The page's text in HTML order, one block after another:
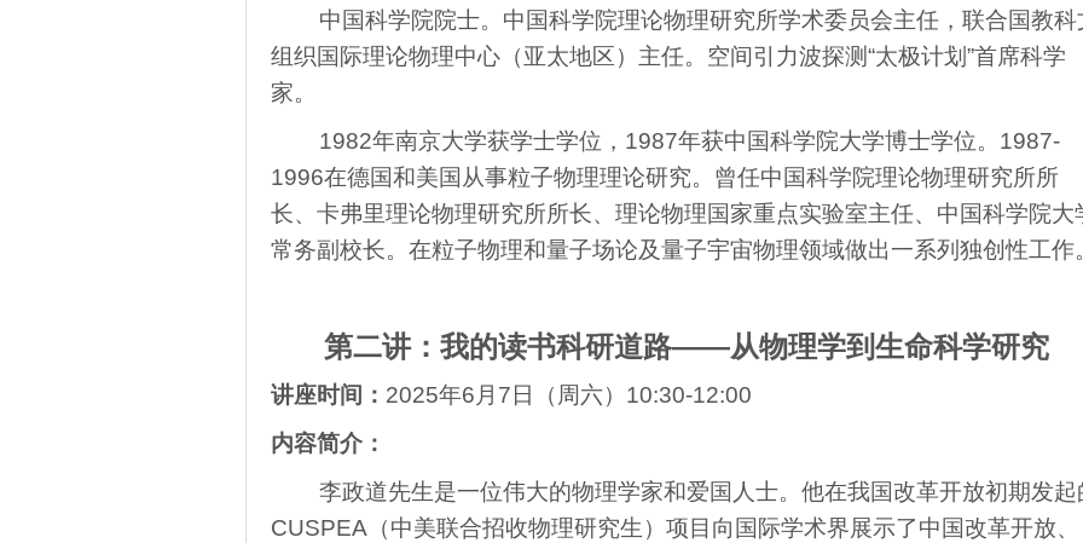
中国科学院院士。中国科学院理论物理研究所学术委员会主任，联合国教科
组织国际理论物理中心（亚太地区）主任。空间引力波探测“太极计划”首席科学
家。
1982年南京大学获学士学位，1987年获中国科学院大学博士学位。1987-
1996在德国和美国从事粒子物理理论研究。曾任中国科学院理论物理研究所所
长、卡弗里理论物理研究所所长、理论物理国家重点实验室主任、中国科学院大
常务副校长。在粒子物理和量子场论及量子宇宙物理领域做出一系列独创性工作
第二讲：我的读书科研道路——从物理学到生命科学研究
讲座时间： 2025年6月7日（周六）10:30-12:00
内容简介：
李政道先生是一位伟大的物理学家和爱国人士。他在我国改革开放初期发起
CUSPEA（中美联合招收物理研究生）项目向国际学术界展示了中国改革开放、